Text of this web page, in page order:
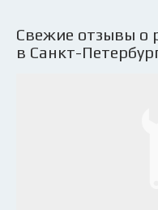
Свежие отзывы о
в Санкт-